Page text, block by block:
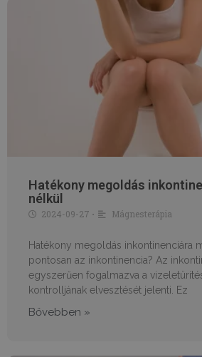
Hatékony megoldás
nélkül
2024-09-27 • Mágnesterápia
Hatékony megoldás inkontinenciára
pontosan az inkontinencia? Az
egyszerűen fogalmazva a
kontrolljának elvesztését jelenti. Ez
Bővebben »